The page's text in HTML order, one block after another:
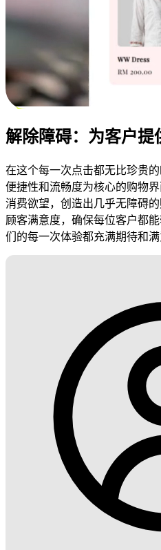
解除障碍：为客户提
在这个每一次点击都无比珍贵
便捷性和流畅度为核心的购物
消费欲望，创造出几乎无障碍
顾客满意度，确保每位客户都
们的每一次体验都充满期待和满